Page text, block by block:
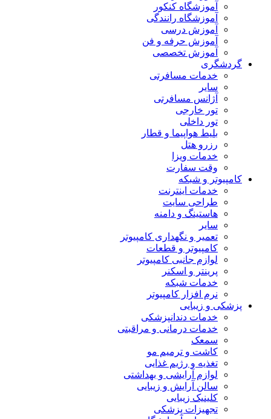
آموزشگاه کنکور
آموزشگاه رانندگی
آموزش درسی
آموزش حرفه و فن
آموزش تخصصی
گردشگری
خدمات مسافرتی
سایر
آژانس مسافرتی
تور خارجی
تور داخلی
بلیط هواپیما و قطار
رزرو هتل
خدمات ویزا
وقت سفارت
کامپیوتر و شبکه
خدمات اینترنت
طراحی سایت
هاستینگ و دامنه
سایر
تعمیر و نگهداری کامپیوتر
کامپیوتر و قطعات
لوازم جانبی کامپیوتر
پرینتر و اسکنر
خدمات شبکه
نرم افزار کامپیوتر
پزشکی و زیبایی
خدمات دندانپزشکی
خدمات درمانی و مراقبتی
سمعک
کاشت و ترمیم مو
تغذیه و رژیم غذایی
لوازم آرایشی و بهداشتی
سالن آرایش و زیبایی
کلینیک زیبایی
تجهیزات پزشکی